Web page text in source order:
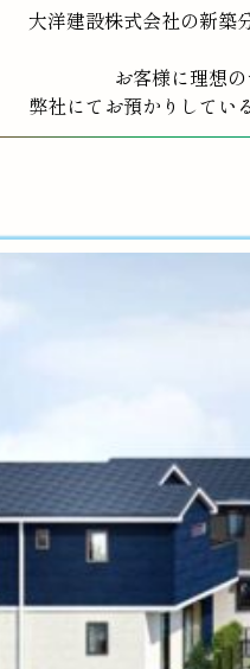
大洋建設株式会社の新築
お客様に理想
弊社にてお預かりしてい